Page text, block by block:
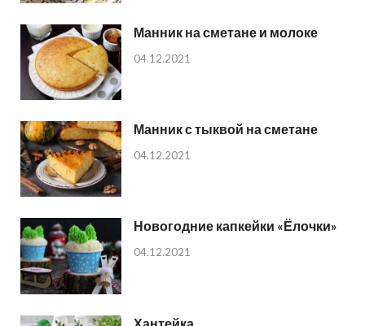
Манник на сметане и молоке
04.12.2021
Манник с тыквой на сметане
04.12.2021
Новогодние капкейки «Ёлочки»
04.12.2021
Хантейка